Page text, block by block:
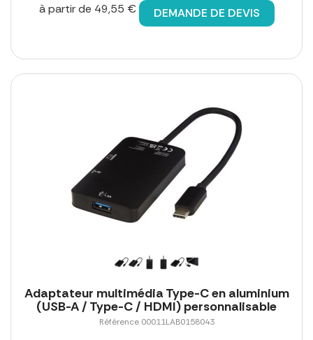
à partir de 49,55 € DEMANDE DE DEVIS
Adaptateur multimédia Type-C en aluminium
(USB-A / Type-C / HDMI) personnalisable
Référence 00011LAB0158043